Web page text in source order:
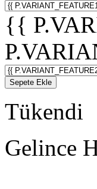
{{
Sepete Ekle
Tükendi
Gelince